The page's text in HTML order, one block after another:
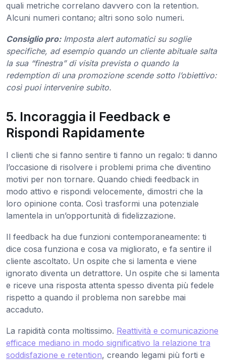
quali metriche correlano davvero con la retention.
Alcuni numeri contano; altri sono solo numeri.
Consiglio pro: Imposta alert automatici su soglie
specifiche, ad esempio quando un cliente abituale salta
la sua “finestra” di visita prevista o quando la
redemption di una promozione scende sotto l’obiettivo:
così puoi intervenire subito.
5. Incoraggia il Feedback e
Rispondi Rapidamente
I clienti che si fanno sentire ti fanno un regalo: ti danno
l’occasione di risolvere i problemi prima che diventino
motivi per non tornare. Quando chiedi feedback in
modo attivo e rispondi velocemente, dimostri che la
loro opinione conta. Così trasformi una potenziale
lamentela in un’opportunità di fidelizzazione.
Il feedback ha due funzioni contemporaneamente: ti
dice cosa funziona e cosa va migliorato, e fa sentire il
cliente ascoltato. Un ospite che si lamenta e viene
ignorato diventa un detrattore. Un ospite che si lamenta
e riceve una risposta attenta spesso diventa più fedele
rispetto a quando il problema non sarebbe mai
accaduto.
La rapidità conta moltissimo. Reattività e comunicazione
efficace mediano in modo significativo la relazione tra
soddisfazione e retention, creando legami più forti e